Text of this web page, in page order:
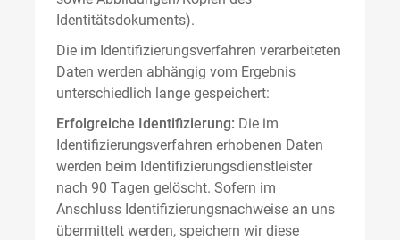
Identitätsdokuments).
Die im Identifizierungsverfahren verarbeiteten
Daten werden abhängig vom Ergebnis
unterschiedlich lange gespeichert:
Erfolgreiche Identifizierung: Die im
Identifizierungsverfahren erhobenen Daten
werden beim Identifizierungsdienstleister
nach 90 Tagen gelöscht. Sofern im
Anschluss Identifizierungsnachweise an uns
übermittelt werden, speichern wir diese